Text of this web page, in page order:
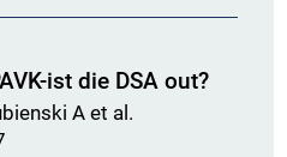
ist die DSA out?
A et al.